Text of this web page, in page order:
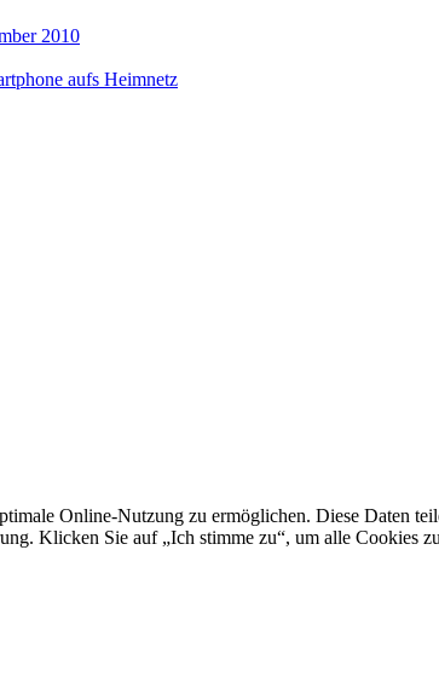
2010
aufs Heimnetz
Online-Nutzung zu ermöglichen. Diese Daten
Klicken Sie auf „Ich stimme zu“, um alle Cookies